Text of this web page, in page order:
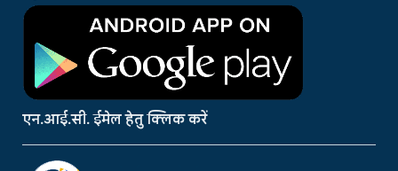
एन.आई.सी. ईमेल हेतु क्लिक करें